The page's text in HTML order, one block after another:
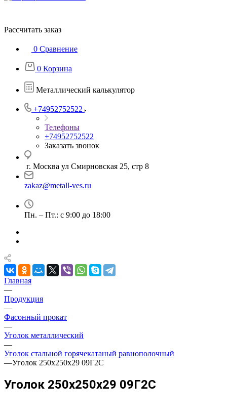
Рассчитать заказ
0 Сравнение
0 Корзина
Металлический калькулятор
+74952752522
Телефоны
+74952752522
Заказать звонок
г. Москва ул Смирновская 25, стр 8
zakaz@metall-ves.ru
Пн. – Пт.: с 9:00 до 18:00
Главная
—
Продукция
—
Фасонный прокат
—
Уголок металлический
—
Уголок стальной горячекатаный равнополочный
—Уголок 250х250х29 09Г2С
Уголок 250х250х29 09Г2С